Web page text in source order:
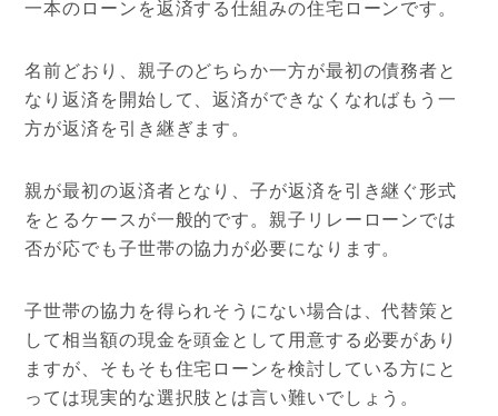
一本のローンを返済する仕組みの住宅ローンです。
名前どおり、親子のどちらか一方が最初の債務者と
なり返済を開始して、返済ができなくなればもう一
方が返済を引き継ぎます。
親が最初の返済者となり、子が返済を引き継ぐ形式
をとるケースが一般的です。 親子リレーローンでは
否が応でも子世帯の協力が必要になります。
子世帯の協力を得られそうにない場合は、代替策と
して相当額の現金を頭金として用意する必要があり
ますが、そもそも住宅ローンを検討している方にと
っては現実的な選択肢とは言い難いでしょう。